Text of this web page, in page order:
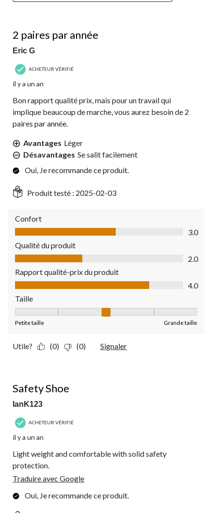
2 paires par année
Eric G
ACHETEUR VÉRIFIÉ
il y a un an
Bon rapport qualité prix, mais pour un travail qui
implique beaucoup de marche, vous aurez besoin de 2
paires par année.
Avantages Léger
Désavantages Se salit facilement
Oui, Je recommande ce produit.
Produit testé : 2025-02-03
Confort
Confort, 3.0 sur 5
3.0
Qualité du produit
Qualité du produit, 2.0 sur 5
2.0
Rapport qualité-prix du produit
Rapport qualité-prix du produit, 4.0 sur 5
4.0
Taille
Petite taille Grande taille
Utile? (0) (0) Signaler
Safety Shoe
IanK123
ACHETEUR VÉRIFIÉ
il y a un an
Light weight and comfortable with solid safety
protection.
Traduire avec Google
Oui, Je recommande ce produit.